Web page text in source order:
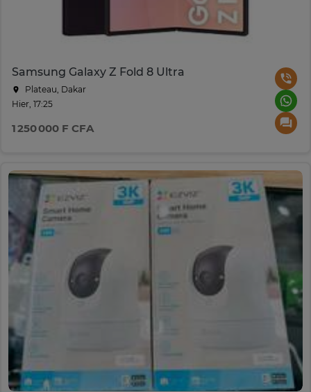
Samsung Galaxy Z Fold 8 Ultra
Plateau, Dakar
Hier, 17:25
1 250 000 F CFA